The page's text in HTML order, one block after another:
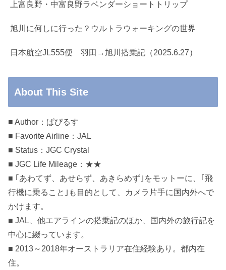
上富良野・中富良野ラベンダーショートトリップ
旭川に何しに行った？ウルトラウォーキングの世界
日本航空JL555便 羽田→旭川搭乗記（2025.6.27）
About This Site
■ Author：ぱぴるす
■ Favorite Airline：JAL
■ Status：JGC Crystal
■ JGC Life Mileage：★★
■ ｢あわてず、あせらず、あきらめず｣をモットーに、｢飛
行機に乗ること｣も目的として、カメラ片手に国内外へで
かけます。
■ JAL、他エアラインの搭乗記のほか、国内外の旅行記を
中心に綴っています。
■ 2013～2018年オーストラリア在住経験あり。都内在
住。